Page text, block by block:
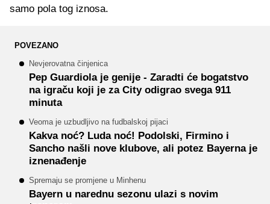
samo pola tog iznosa.
POVEZANO
Nevjerovatna činjenica
Pep Guardiola je genije - Zaradti će bogatstvo
na igraču koji je za City odigrao svega 911
minuta
Veoma je uzbudljivo na fudbalskoj pijaci
Kakva noć? Luda noć! Podolski, Firmino i
Sancho našli nove klubove, ali potez Bayerna je
iznenađenje
Spremaju se promjene u Minhenu
Bayern u narednu sezonu ulazi s novim